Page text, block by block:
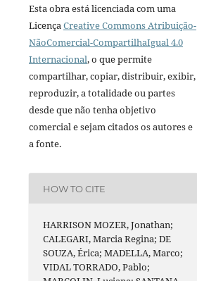
Esta obra está licenciada com uma
LicençaCreative Commons Atribuição-
NãoComercial-CompartilhaIgual 4.0
Internacional, o que permite
compartilhar, copiar, distribuir, exibir,
reproduzir, a totalidade ou partes
desde que não tenha objetivo
comercial e sejam citados os autores e
a fonte.
HOW TO CITE
HARRISON MOZER, Jonathan;
CALEGARI, Marcia Regina; DE
SOUZA, Érica; MADELLA, Marco;
VIDAL TORRADO, Pablo;